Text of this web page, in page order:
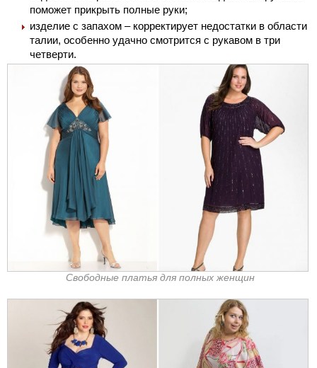
поможет прикрыть полные руки;
изделие с запахом – корректирует недостатки в области
талии, особенно удачно смотрится с рукавом в три
четверти.
Свободные платья для полных женщин